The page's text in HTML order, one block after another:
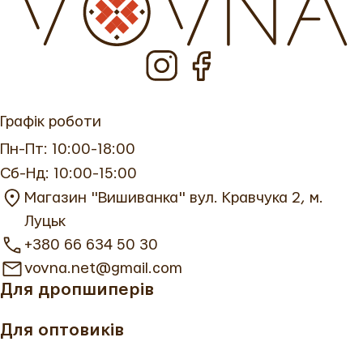
геометричними орнаментами, хрестами чи
зірками.
Декоративні — рушники з вишивкою для
рослинними мотивами.
Подарункові — універсальні рушник вишитий
для ювілеїв, свят чи як пам’ятний сувенір.
Регіональні — з візерунками Волині,
Полтавщини, Гуцульщини чи Поділля.
Кожен рушник вишиваний виготовляється вручну
або з використанням сучасних технологій, але
завжди з повагою до традицій. Купити рушник
вишитий у ВОВНА — означає отримати
реквізити або післяплата).
Для дропшиперів
Для оптовиків
Графік роботи
Пн-Пт: 10:00-18:00
Сб-Нд: 10:00-15:00
Магазин "Вишиванка" вул. Кравчука 2, м.
Луцьк
+380 66 634 50 30
vovna.net@gmail.com